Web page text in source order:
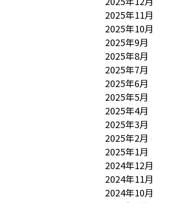
2025年11月
2025年10月
2025年9月
2025年8月
2025年7月
2025年6月
2025年5月
2025年4月
2025年3月
2025年2月
2025年1月
2024年12月
2024年11月
2024年10月